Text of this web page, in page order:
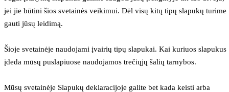
jei jie būtini šios svetainės veikimui. Dėl visų kitų tipų slapukų turime
gauti jūsų leidimą.
Šioje svetainėje naudojami įvairių tipų slapukai. Kai kuriuos slapukus
įdeda mūsų puslapiuose naudojamos trečiųjų šalių tarnybos.
Mūsų svetainėje Slapukų deklaracijoje galite bet kada keisti arba